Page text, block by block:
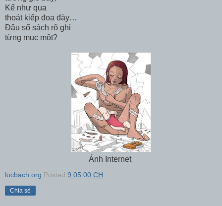
Kể như qua
thoát kiếp đoạ đày…
Đâu sổ sách rõ ghi
từng mục một?
Ảnh Internet
locbach.org Posted 9:05:00 CH
Chia sẻ